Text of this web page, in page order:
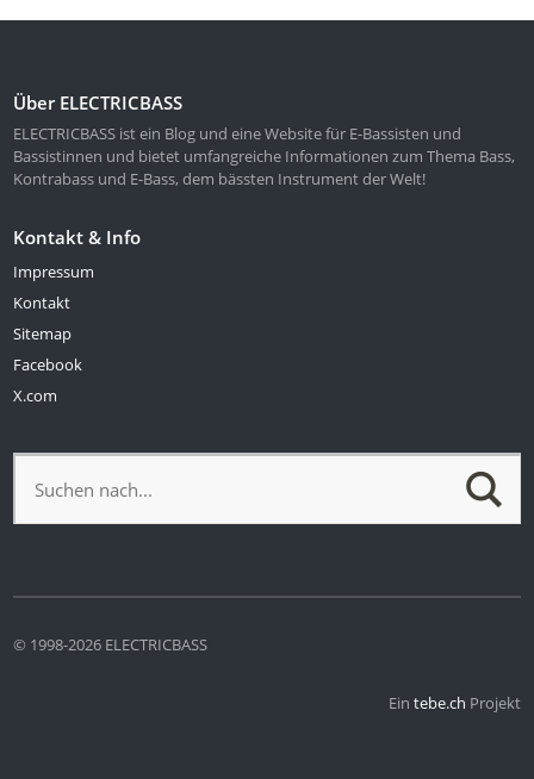
Über ELECTRICBASS
ELECTRICBASS ist ein Blog und eine Website für E-Bassisten und
Bassistinnen und bietet umfangreiche Informationen zum Thema Bass,
Kontrabass und E-Bass, dem bässten Instrument der Welt!
Kontakt & Info
Impressum
Kontakt
Sitemap
Facebook
X.com
© 1998-2026 ELECTRICBASS
Ein tebe.ch Projekt